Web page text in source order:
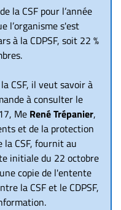
la CSF pour l’année
l’organisme s'est
à la CDPSF, soit 22 %
CSF, il veut savoir à
à consulter le
Me René Trépanier,
et de la protection
la CSF, fournit au
initiale du 22 octobre
copie de l'entente
la CSF et le CDPSF,